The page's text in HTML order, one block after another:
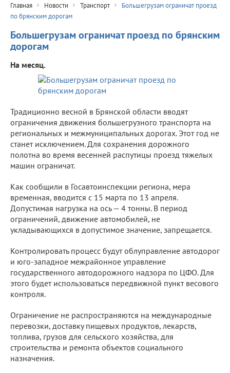
Главная Новости Транспорт
Большегрузам ограничат проезд
по брянским дорогам
Большегрузам ограничат проезд по брянским
дорогам
На месяц.
Традиционно весной в Брянской области вводят
ограничения движения большегрузного транспорта на
региональных и межмуниципальных дорогах. Этот год не
станет исключением. Для сохранения дорожного
полотна во время весенней распутицы проезд тяжелых
машин ограничат.
Как сообщили в Госавтоинспекции региона, мера
временная, вводится с 15 марта по 13 апреля.
Допустимая нагрузка на ось — 4 тонны. В период
ограничений, движение автомобилей, не
укладывающихся в допустимое значение, запрещается.
Контролировать процесс будут облуправление автодорог
и юго-западное межрайонное управление
государственного автодорожного надзора по ЦФО. Для
этого будет использоваться передвижной пункт весового
контроля.
Ограничение не распространяются на международные
перевозки, доставку пищевых продуктов, лекарств,
топлива, грузов для сельского хозяйства, для
строительства и ремонта объектов социального
назначения.